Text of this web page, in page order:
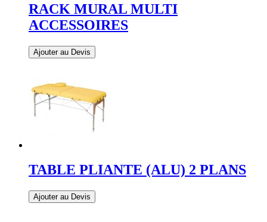
RACK MURAL MULTI
ACCESSOIRES
Ajouter au Devis
TABLE PLIANTE (ALU) 2 PLANS
Ajouter au Devis